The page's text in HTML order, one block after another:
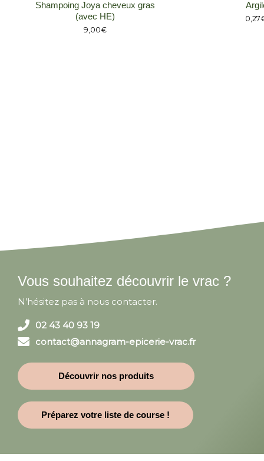
Shampoing Joya cheveux gras
(avec HE)
9,00€
0,27
Vous souhaitez découvrir le vrac ?
N’hésitez pas à nous contacter.
02 43 40 93 19
contact@annagram-epicerie-vrac.fr
Découvrir nos produits
Préparez votre liste de course !